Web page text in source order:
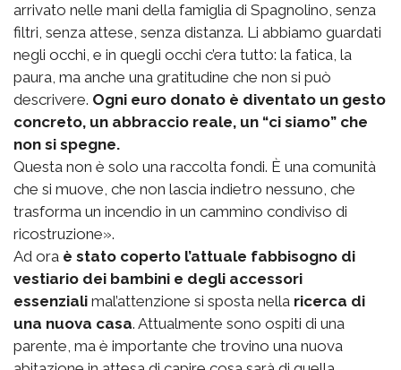
arrivato nelle mani della famiglia di Spagnolino, senza
filtri, senza attese, senza distanza. Li abbiamo guardati
negli occhi, e in quegli occhi c’era tutto: la fatica, la
paura, ma anche una gratitudine che non si può
descrivere. Ogni euro donato è diventato un gesto
concreto, un abbraccio reale, un “ci siamo” che
non si spegne.
Questa non è solo una raccolta fondi. È una comunità
che si muove, che non lascia indietro nessuno, che
trasforma un incendio in un cammino condiviso di
ricostruzione».
Ad ora è stato coperto l’attuale fabbisogno di
vestiario dei bambini e degli accessori
essenziali mal’attenzione si sposta nella ricerca di
una nuova casa. Attualmente sono ospiti di una
parente, ma è importante che trovino una nuova